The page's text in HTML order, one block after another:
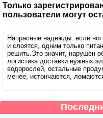
Только
пользователи могут
Напрасные надежды: если
и слоятся, одним только
решить.Это значит, нарушен
логистика доставки нужных
водорослей, остальные
менее, истончаются,